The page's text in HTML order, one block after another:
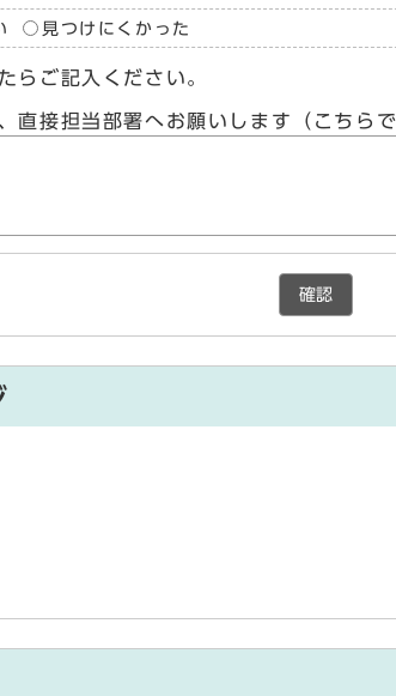
見つけにくかった
らご記入ください。
直接担当部署へお願いします（こちら
確認